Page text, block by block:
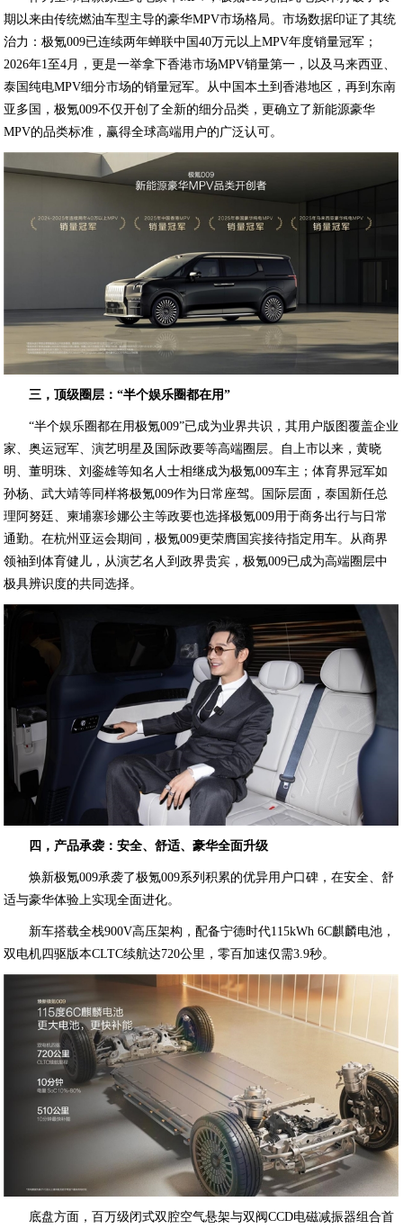
期以来由传统燃油车型主导的豪华MPV市场格局。市场数据印证了其统
治力：极氪009已连续两年蝉联中国40万元以上MPV年度销量冠军；
2026年1至4月，更是一举拿下香港市场MPV销量第一，以及马来西亚、
泰国纯电MPV细分市场的销量冠军。从中国本土到香港地区，再到东南
亚多国，极氪009不仅开创了全新的细分品类，更确立了新能源豪华
MPV的品类标准，赢得全球高端用户的广泛认可。
三，顶级圈层：“半个娱乐圈都在用”
“半个娱乐圈都在用极氪009”已成为业界共识，其用户版图覆盖企业
家、奥运冠军、演艺明星及国际政要等高端圈层。自上市以来，黄晓
明、董明珠、刘銮雄等知名人士相继成为极氪009车主；体育界冠军如
孙杨、武大靖等同样将极氪009作为日常座驾。国际层面，泰国新任总
理阿努廷、柬埔寨珍娜公主等政要也选择极氪009用于商务出行与日常
通勤。在杭州亚运会期间，极氪009更荣膺国宾接待指定用车。从商界
领袖到体育健儿，从演艺名人到政界贵宾，极氪009已成为高端圈层中
极具辨识度的共同选择。
四，产品承袭：安全、舒适、豪华全面升级
焕新极氪009承袭了极氪009系列积累的优异用户口碑，在安全、舒
适与豪华体验上实现全面进化。
新车搭载全栈900V高压架构，配备宁德时代115kWh 6C麒麟电池，
双电机四驱版本CLTC续航达720公里，零百加速仅需3.9秒。
底盘方面，百万级闭式双腔空气悬架与双阀CCD电磁减振器组合首